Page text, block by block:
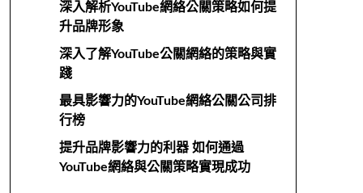
深入解析YouTube網絡公關策略如何提
升品牌形象
深入了解YouTube公關網絡的策略與實
踐
最具影響力的YouTube網絡公關公司排
行榜
提升品牌影響力的利器 如何通過
YouTube網絡與公關策略實現成功